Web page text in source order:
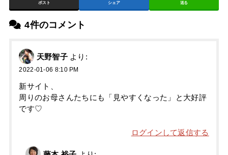
ポスト シェア 送る
4件のコメント
天野智子 より:
2022-01-06 8:10 PM
新サイト、
周りのお母さんたちにも「見やすくなった」と大好評
です♡
ログインして返信する